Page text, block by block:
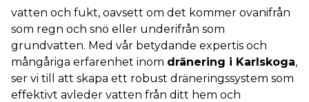
vatten och fukt, oavsett om det kommer ovanifrån
som regn och snö eller underifrån som
grundvatten. Med vår betydande expertis och
mångåriga erfarenhet inom dränering i Karlskoga,
ser vi till att skapa ett robust dräneringssystem som
effektivt avleder vatten från ditt hem och